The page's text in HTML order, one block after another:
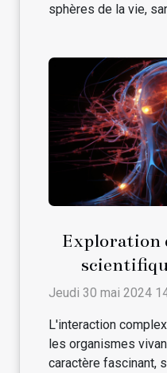
sphères de la vie,
Exploration
magnétisme
Jeudi 30 mai 2024
L'interaction
les organismes
caractère fascinant,